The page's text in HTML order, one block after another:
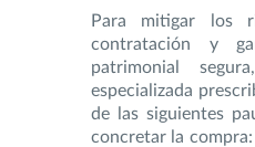
Para mitigar los
contratación y
patrimonial
especializada
de las siguientes
concretar la